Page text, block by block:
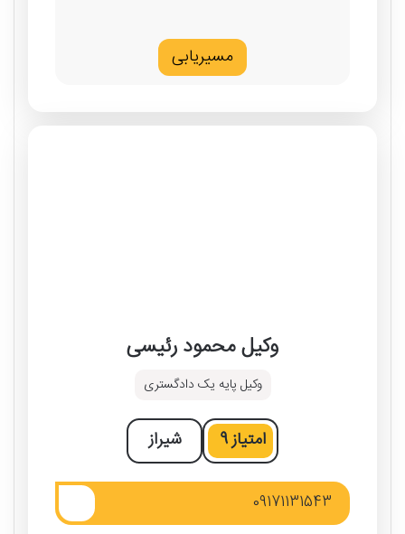
مسیریابی
وکیل محمود رئیسی
وکیل پایه یک دادگستری
امتیاز9 شیراز
09171131543